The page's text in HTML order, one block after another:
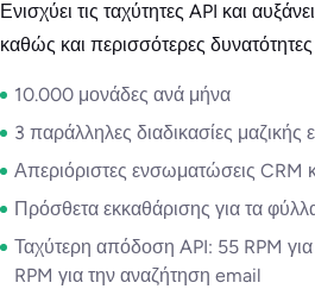
Ενισχύει τις ταχύτητες API και
καθώς και περισσότερες
10.000 μονάδες ανά μήνα
3 παράλληλες διαδικασίες
Απεριόριστες ενσωματώσεις CRM
Πρόσθετα εκκαθάρισης για τα
Ταχύτερη απόδοση API: 55 RPM
RPM για την αναζήτηση email